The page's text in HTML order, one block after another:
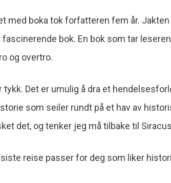
med boka tok forfatteren fem år.
fascinerende bok. En bok som tar
og overtro.
tykk. Det er umulig å dra et
som seiler rundt på et hav av
det, og tenker jeg må tilbake til
reise passer for deg som liker